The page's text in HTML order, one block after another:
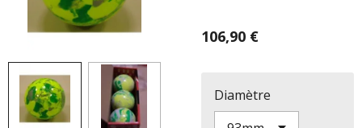
106,90 €
Diamètre